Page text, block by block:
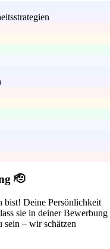
🫡
Deine Persönlichkeit
sie in deiner Bewerbung
sein – wir schätzen